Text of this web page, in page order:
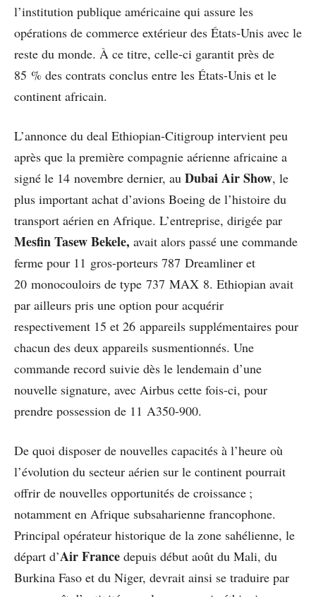
l’institution publique américaine qui assure les
opérations de commerce extérieur des États-Unis avec le
reste du monde. À ce titre, celle-ci garantit près de
85 % des contrats conclus entre les États-Unis et le
continent africain.
L’annonce du deal Ethiopian-Citigroup intervient peu
après que la première compagnie aérienne africaine a
signé le 14 novembre dernier, au Dubai Air Show, le
plus important achat d’avions Boeing de l’histoire du
transport aérien en Afrique. L’entreprise, dirigée par
Mesfin Tasew Bekele, avait alors passé une commande
ferme pour 11 gros-porteurs 787 Dreamliner et
20 monocouloirs de type 737 MAX 8. Ethiopian avait
par ailleurs pris une option pour acquérir
respectivement 15 et 26 appareils supplémentaires pour
chacun des deux appareils susmentionnés. Une
commande record suivie dès le lendemain d’une
nouvelle signature, avec Airbus cette fois-ci, pour
prendre possession de 11 A350-900.
De quoi disposer de nouvelles capacités à l’heure où
l’évolution du secteur aérien sur le continent pourrait
offrir de nouvelles opportunités de croissance ;
notamment en Afrique subsaharienne francophone.
Principal opérateur historique de la zone sahélienne, le
départ d’Air France depuis début août du Mali, du
Burkina Faso et du Niger, devrait ainsi se traduire par